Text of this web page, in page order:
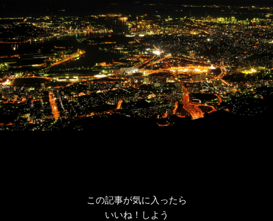
この記事が気に入ったら
いいね！しよう